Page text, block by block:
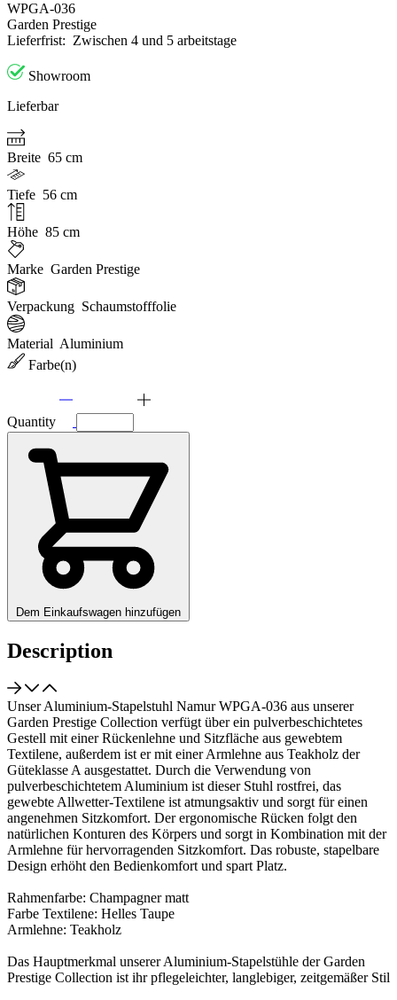
WPGA-036
Garden Prestige
Lieferfrist: Zwischen 4 und 5 arbeitstage
Showroom
Lieferbar
Breite 65 cm
Tiefe 56 cm
Höhe 85 cm
Marke Garden Prestige
Verpackung Schaumstofffolie
Material Aluminium
Farbe(n)
Quantity
Dem Einkaufswagen hinzufügen
Description
Unser Aluminium-Stapelstuhl Namur WPGA-036 aus unserer
Garden Prestige Collection verfügt über ein pulverbeschichtetes
Gestell mit einer Rückenlehne und Sitzfläche aus gewebtem
Textilene, außerdem ist er mit einer Armlehne aus Teakholz der
Güteklasse A ausgestattet. Durch die Verwendung von
pulverbeschichtetem Aluminium ist dieser Stuhl rostfrei, das
gewebte Allwetter-Textilene ist atmungsaktiv und sorgt für einen
angenehmen Sitzkomfort. Der ergonomische Rücken folgt den
natürlichen Konturen des Körpers und sorgt in Kombination mit der
Armlehne für hervorragenden Sitzkomfort. Das robuste, stapelbare
Design erhöht den Bedienkomfort und spart Platz.
Rahmenfarbe: Champagner matt
Farbe Textilene: Helles Taupe
Armlehne: Teakholz
Das Hauptmerkmal unserer Aluminium-Stapelstühle der Garden
Prestige Collection ist ihr pflegeleichter, langlebiger, zeitgemäßer Stil